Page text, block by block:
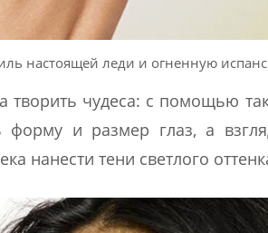
настоящей леди и огненную
творить чудеса: с помощью
и размер глаз, а
нанести тени светлого